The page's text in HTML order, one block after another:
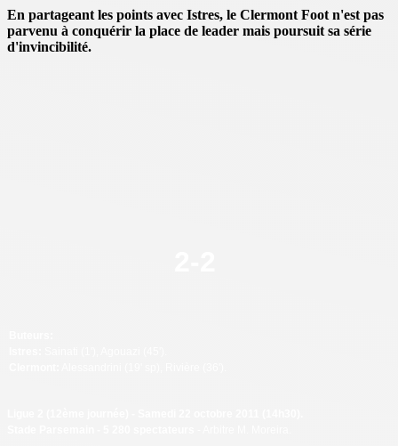
En partageant les points avec Istres, le Clermont Foot n'est pas
parvenu à conquérir la place de leader mais poursuit sa série
d'invincibilité.